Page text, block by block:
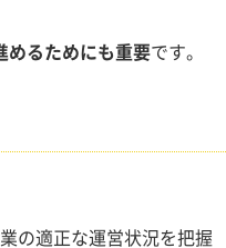
めるためにも重要です。
の適正な運営状況を把握